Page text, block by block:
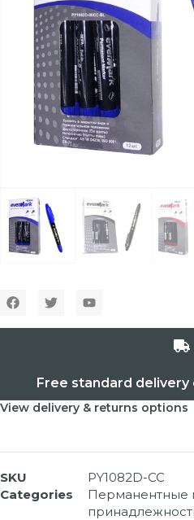
Free standard delivery
View delivery & returns options
SKU
PY1082D-CC
Categories
Перманентные